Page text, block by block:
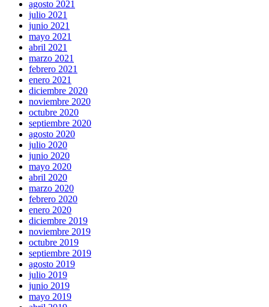
agosto 2021
julio 2021
junio 2021
mayo 2021
abril 2021
marzo 2021
febrero 2021
enero 2021
diciembre 2020
noviembre 2020
octubre 2020
septiembre 2020
agosto 2020
julio 2020
junio 2020
mayo 2020
abril 2020
marzo 2020
febrero 2020
enero 2020
diciembre 2019
noviembre 2019
octubre 2019
septiembre 2019
agosto 2019
julio 2019
junio 2019
mayo 2019